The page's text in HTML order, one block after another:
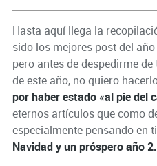
Hasta aquí llega la
sido los mejores post del
pero antes de despedirme
de este año, no quiero
por haber estado «al pie del
eternos artículos que como
especialmente pensando en
Navidad y un próspero año